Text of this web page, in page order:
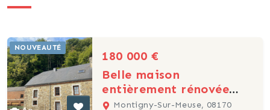
NOUVEAUTÉ
180 000 €
Belle maison
entièrement rénovée
avec grand garage-
Montigny-Sur-Meuse, 08170